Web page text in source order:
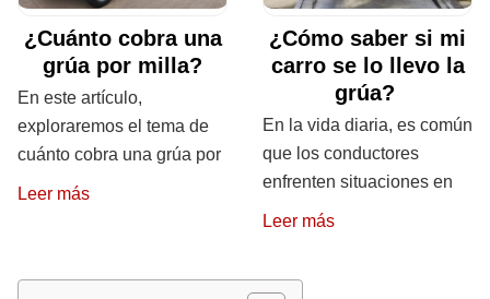
¿Cuánto cobra una
grúa por milla?
En este artículo,
exploraremos el tema de
cuánto cobra una grúa por
Leer más
¿Cómo saber si mi
carro se lo llevo la
grúa?
En la vida diaria, es común
que los conductores
enfrenten situaciones en
Leer más